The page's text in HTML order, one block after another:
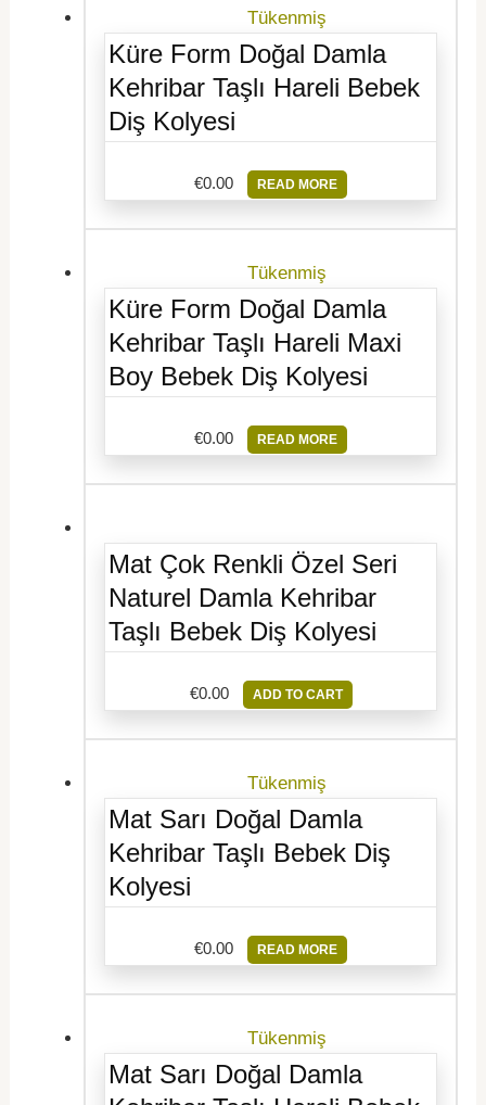
Tükenmiş
Küre Form Doğal Damla
Kehribar Taşlı Hareli Bebek
Diş Kolyesi
€0.00 READ MORE
Tükenmiş
Küre Form Doğal Damla
Kehribar Taşlı Hareli Maxi
Boy Bebek Diş Kolyesi
€0.00 READ MORE
Mat Çok Renkli Özel Seri
Naturel Damla Kehribar
Taşlı Bebek Diş Kolyesi
€0.00 ADD TO CART
Tükenmiş
Mat Sarı Doğal Damla
Kehribar Taşlı Bebek Diş
Kolyesi
€0.00 READ MORE
Tükenmiş
Mat Sarı Doğal Damla